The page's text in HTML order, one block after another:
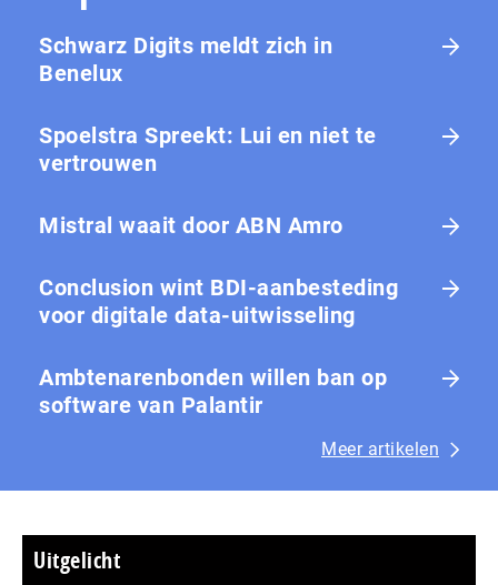
Schwarz Digits meldt zich in
Benelux
Spoelstra Spreekt: Lui en niet te
vertrouwen
Mistral waait door ABN Amro
Conclusion wint BDI-aanbesteding
voor digitale data-uitwisseling
Ambtenarenbonden willen ban op
software van Palantir
Meer artikelen
Uitgelicht